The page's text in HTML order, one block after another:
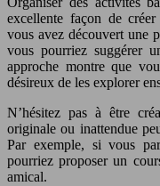
excellente façon de
vous avez découvert une
vous pourriez suggérer
approche montre que
désireux de les explorer
N’hésitez pas à être
originale ou inattendue
Par exemple, si vous
pourriez proposer un
amical.